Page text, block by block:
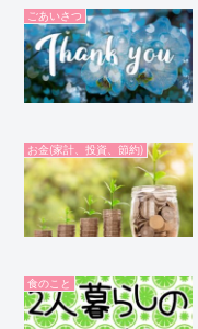
ごあいさつ
お金(家計、投資、節約)
食のこと